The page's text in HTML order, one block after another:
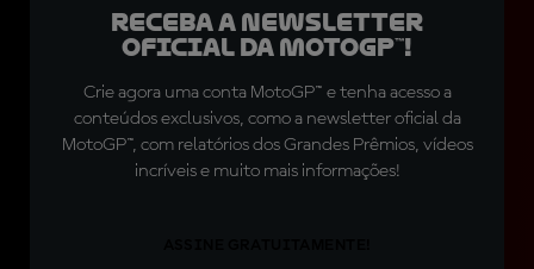
Receba a newsletter
oficial da MotoGP™!
Crie agora uma conta MotoGP™ e tenha acesso a
conteúdos exclusivos, como a newsletter oficial da
MotoGP™, com relatórios dos Grandes Prêmios, vídeos
incríveis e muito mais informações!